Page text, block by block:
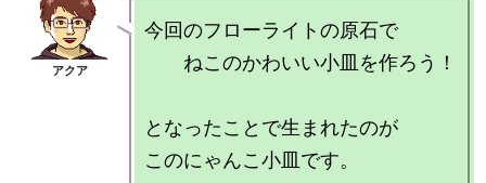
今回のフローライトの原石で
ねこのかわいい小皿を作ろう！
となったことで生まれたのが
このにゃんこ小皿です。